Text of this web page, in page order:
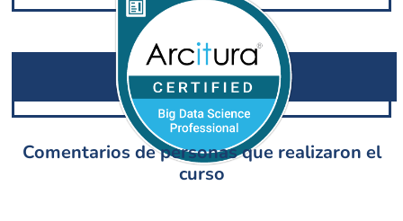
Comentarios de personas que realizaron el
curso